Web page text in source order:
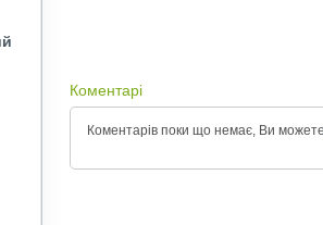
Коментарі
Коментарів поки що немає, Ви можете